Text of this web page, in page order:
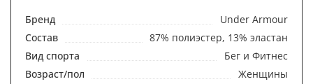
Бренд
Under Armour
Состав
87% полиэстер, 13% эластан
Вид спорта
Бег и Фитнес
Возраст/пол
Женщины